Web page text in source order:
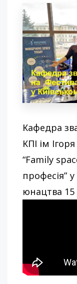
Кафедра
КПІ ім
“Family
професія”
юнацтва 15